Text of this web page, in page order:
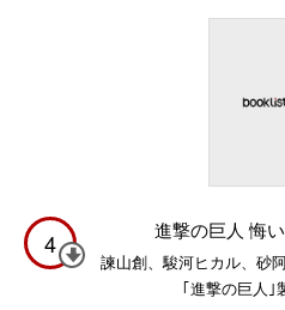
4 進撃の巨人 悔
諫山創、駿河ヒカル、砂
｢進撃の巨人｣